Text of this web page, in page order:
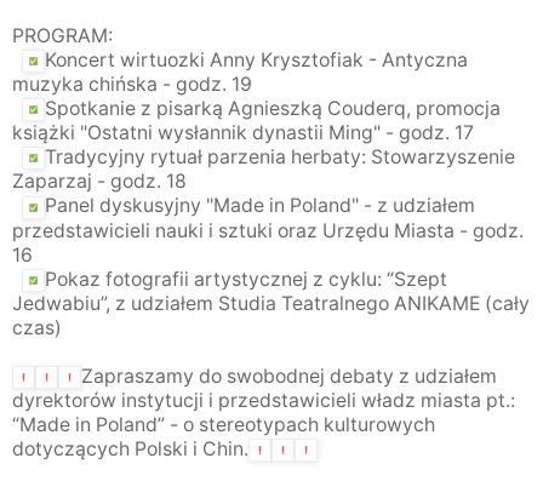
PROGRAM:
Koncert wirtuozki Anny Krysztofiak - Antyczna
muzyka chińska - godz. 19
Spotkanie z pisarką Agnieszką Couderq, promocja
książki "Ostatni wysłannik dynastii Ming" - godz. 17
Tradycyjny rytuał parzenia herbaty: Stowarzyszenie
Zaparzaj - godz. 18
Panel dyskusyjny "Made in Poland" - z udziałem
przedstawicieli nauki i sztuki oraz Urzędu Miasta - godz.
16
Pokaz fotografii artystycznej z cyklu: “Szept
Jedwabiu”, z udziałem Studia Teatralnego ANIKAME (cały
czas)
Zapraszamy do swobodnej debaty z udziałem
dyrektorów instytucji i przedstawicieli władz miasta pt.:
“Made in Poland” - o stereotypach kulturowych
dotyczących Polski i Chin.